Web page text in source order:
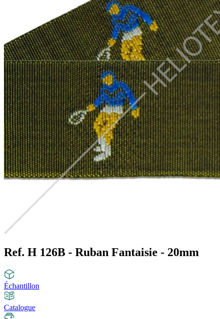
Ref. H 126B - Ruban Fantaisie - 20mm
Échantillon
Catalogue